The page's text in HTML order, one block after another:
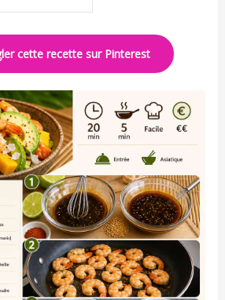
cette recette sur Pinterest